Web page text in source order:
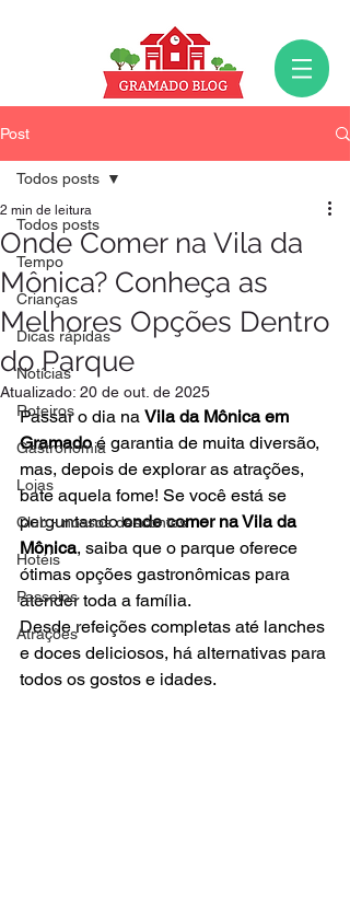
Post
Todos posts
Tempo
Crianças
Dicas rápidas
Notícias
Roteiros
Gastronomia
Lojas
Club - nossos descontos
Hotéis
Passeios
Atrações
Todos posts
Onde Comer na Vila da
Mônica? Conheça as
Melhores Opções Dentro
do Parque
2 min de leitura
Atualizado: 20 de out. de 2025
Passar o dia na Vila da Mônica em
Gramado é garantia de muita diversão,
mas, depois de explorar as atrações,
bate aquela fome! Se você está se
perguntando onde comer na Vila da
Mônica, saiba que o parque oferece
ótimas opções gastronômicas para
atender toda a família.
Desde refeições completas até lanches
e doces deliciosos, há alternativas para
todos os gostos e idades.